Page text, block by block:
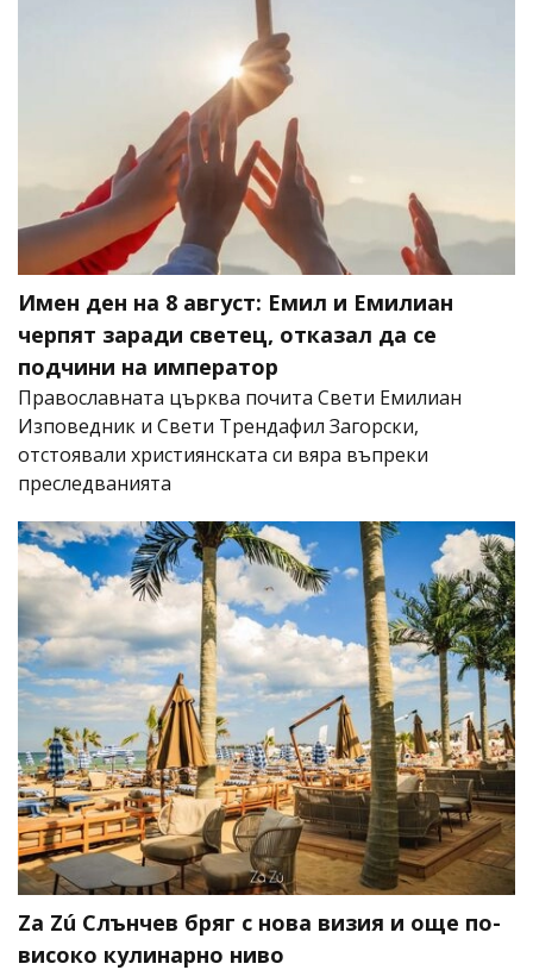
Имен ден на 8 август: Емил и Емилиан
черпят заради светец, отказал да се
подчини на император
Православната църква почита Свети Емилиан
Изповедник и Свети Трендафил Загорски,
отстоявали християнската си вяра въпреки
преследванията
Za Zú Слънчев бряг с нова визия и още по-
високо кулинарно ниво